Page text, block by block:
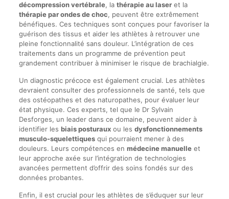
décompression vertébrale, la thérapie au laseret la
thérapie par ondes de choc, peuvent être extrêmement
bénéfiques. Ces techniques sont conçues pour favoriser la
guérison des tissus et aider les athlètes à retrouver une
pleine fonctionnalité sans douleur. L’intégration de ces
traitements dans un programme de prévention peut
grandement contribuer à minimiser le risque de brachialgie.
Un diagnostic précoce est également crucial. Les athlètes
devraient consulter des professionnels de santé, tels que
des ostéopathes et des naturopathes, pour évaluer leur
état physique. Ces experts, tel que le Dr Sylvain
Desforges, un leader dans ce domaine, peuvent aider à
identifier les biais posturauxou les dysfonctionnements
musculo-squelettiquesqui pourraient mener à des
douleurs. Leurs compétences en médecine manuelleet
leur approche axée sur l’intégration de technologies
avancées permettent d’offrir des soins fondés sur des
données probantes.
Enfin, il est crucial pour les athlètes de s’éduquer sur leur